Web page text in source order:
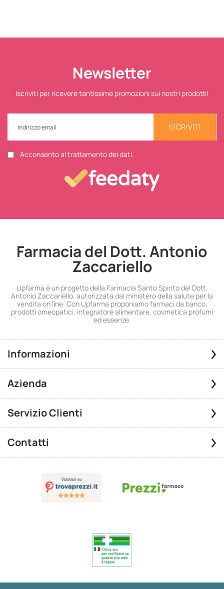
Newsletter
Iscriviti per ricevere tantissime promozioni sui nostri prodotti!
ISCRIVITI
Acconsento al trattamento dei dati.
Farmacia del Dott. Antonio
Zaccariello
Upfarma è un progetto della Farmacia Santo Spirito del Dott.
Antonio Zaccariello, autorizzata dal ministero della salute per la
vendita on line. Con Upfarma proponiamo farmaci da banco,
prodotti omeopatici, integratore alimentare, cosmetica profumi
ed essenze.
Informazioni
Azienda
Servizio Clienti
Contatti